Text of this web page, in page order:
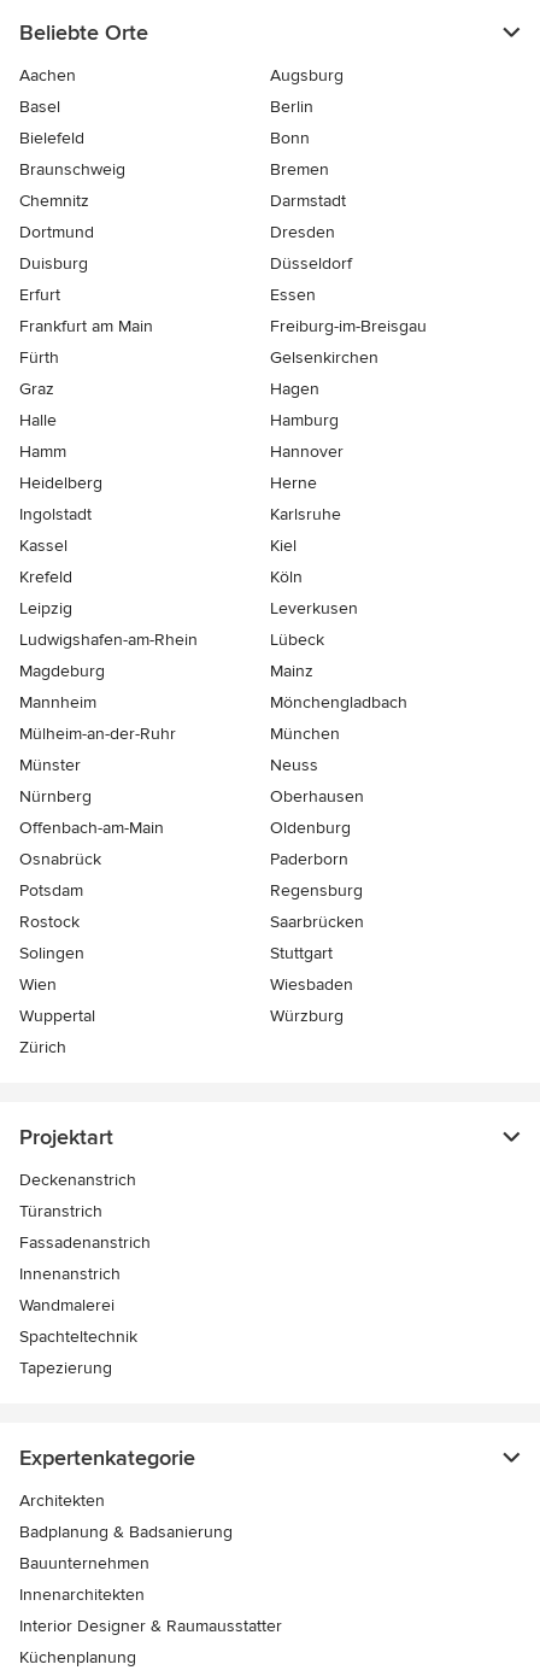
Beliebte Orte
Aachen
Augsburg
Basel
Berlin
Bielefeld
Bonn
Braunschweig
Bremen
Chemnitz
Darmstadt
Dortmund
Dresden
Duisburg
Düsseldorf
Erfurt
Essen
Frankfurt am Main
Freiburg-im-Breisgau
Fürth
Gelsenkirchen
Graz
Hagen
Halle
Hamburg
Hamm
Hannover
Heidelberg
Herne
Ingolstadt
Karlsruhe
Kassel
Kiel
Krefeld
Köln
Leipzig
Leverkusen
Ludwigshafen-am-Rhein
Lübeck
Magdeburg
Mainz
Mannheim
Mönchen­gladbach
Mülheim-an-der-Ruhr
München
Münster
Neuss
Nürnberg
Oberhausen
Offenbach-am-Main
Oldenburg
Osnabrück
Paderborn
Potsdam
Regensburg
Rostock
Saarbrücken
Solingen
Stuttgart
Wien
Wiesbaden
Wuppertal
Würzburg
Zürich
Projektart
Deckenanstrich
Türanstrich
Fassadenanstrich
Innenanstrich
Wandmalerei
Spachteltechnik
Tapezierung
Expertenkategorie
Architekten
Badplanung & Badsanierung
Bauunternehmen
Innenarchitekten
Interior Designer & Raumausstatter
Küchenplanung